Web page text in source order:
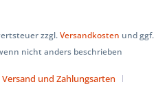
zzgl.Versandkosten und ggf.
nicht anders beschrieben
Versand und Zahlungsarten